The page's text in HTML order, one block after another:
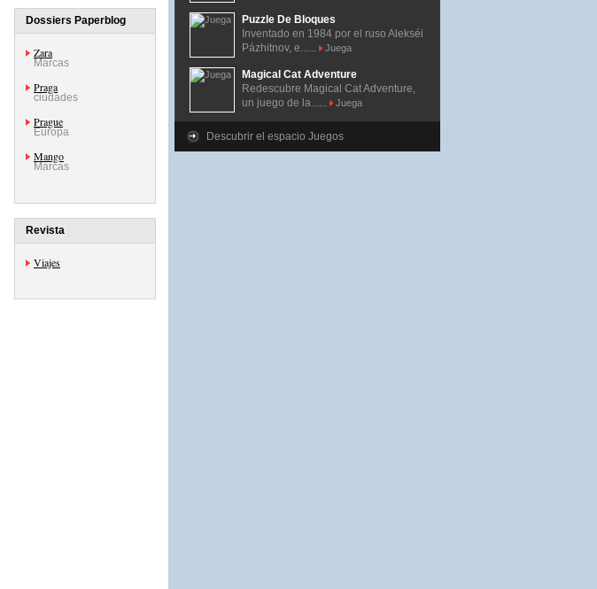
Dossiers Paperblog
Zara
Marcas
Praga
ciudades
Prague
Europa
Mango
Marcas
Revista
Viajes
Puzzle De Bloques
Inventado en 1984 por el ruso Alekséi
Pázhitnov, e......
Juega
Magical Cat Adventure
Redescubre Magical Cat Adventure,
un juego de la......
Juega
Descubrir el espacio Juegos